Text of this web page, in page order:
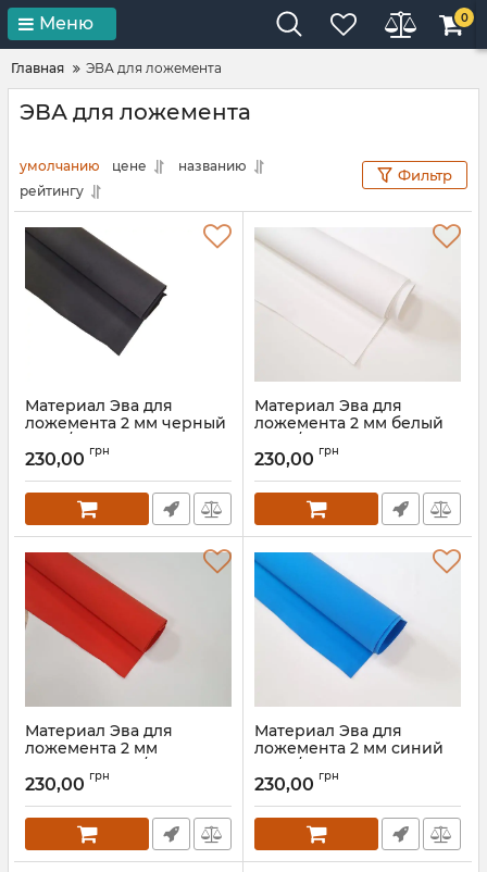
Меню 0
Главная ЭВА для ложемента
ЭВА для ложемента
умолчанию цене
названию
рейтингу
Фильтр
Материал Эва для
ложемента 2 мм черный
100кг/м3 (145*125 см)
Артикул: 90001
230,00 грн
Материал Эва для
ложемента 2 мм белый
100кг/м3 (145*125 см)
Артикул: 900002
230,00 грн
Материал Эва для
ложемента 2 мм
красный 100кг/м3 (145*125
см)
Артикул: 90003
230,00 грн
Материал Эва для
ложемента 2 мм синий
100кг/м3 (145*125 см)
Артикул: 90004
230,00 грн